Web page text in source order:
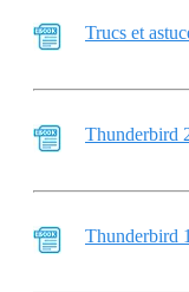
Trucs et
Thunderbird
Thunderbird